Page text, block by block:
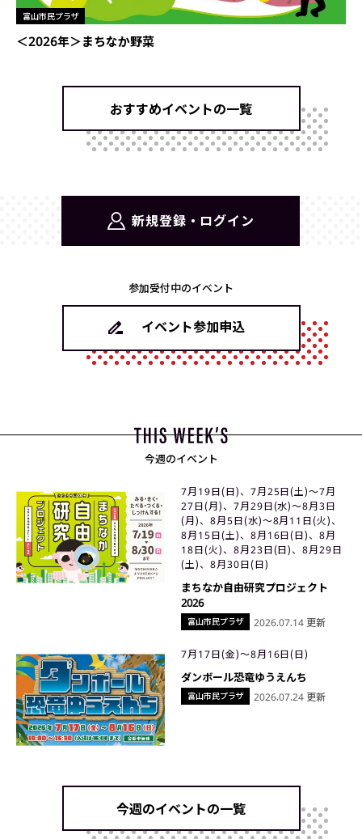
富山市民プラザ
＜2026年＞まちなか野菜
おすすめイベントの一覧
新規登録・ログイン
参加受付中のイベント
イベント参加申込
今週のイベント
富山市民プラザ
7月19日(日)、7月25日(土)〜7月
27日(月)、7月29日(水)〜8月3日
(月)、8月5日(水)〜8月11日(火)、
8月15日(土)、8月16日(日)、8月
18日(火)、8月23日(日)、8月29日
(土)、8月30日(日)
まちなか自由研究プロジェクト
2026
2026.07.14 更新
富山市民プラザ
7月17日(金)〜8月16日(日)
ダンボール恐竜ゆうえんち
2026.07.24 更新
今週のイベントの一覧